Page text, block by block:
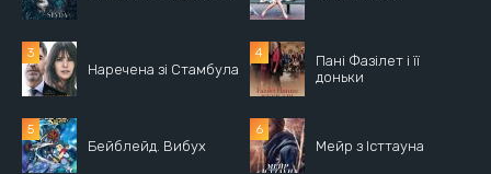
Наречена зі Стамбула
Пані Фазілет і її
доньки
Бейблейд. Вибух Мейр з Істтауна